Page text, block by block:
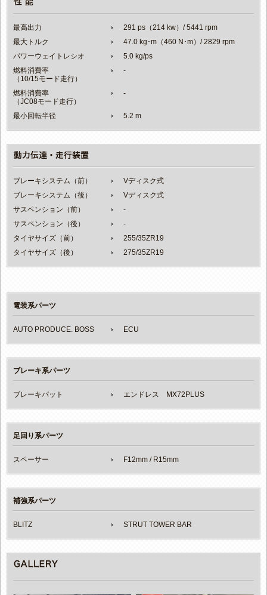
最高出力
291 ps（214 kw）/ 5441 rpm
最大トルク
47.0 kg･m（460 N･m）/ 2829 rpm
パワーウェイトレシオ
5.0 kg/ps
燃料消費率
（10/15モード走行）
-
燃料消費率
（JC08モード走行）
-
最小回転半径 5.2 m
ブレーキシステム（前）
Vディスク式
ブレーキシステム（後）
Vディスク式
サスペンション（前）
-
サスペンション（後）
-
タイヤサイズ（前）
255/35ZR19
タイヤサイズ（後）
275/35ZR19
電装系パーツ
AUTO PRODUCE. BOSS ECU
ブレーキ系パーツ
ブレーキパット エンドレス MX72PLUS
足回り系パーツ
スペーサー F12mm / R15mm
補強系パーツ
BLITZ STRUT TOWER BAR